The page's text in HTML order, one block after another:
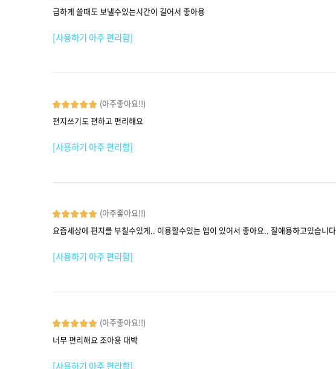
급하게 쓸때도 보낼수있는시간이 길어서 좋아용
[사용하기 아주 편리함]
(아주좋아요!!)
편지쓰기도 편하고 편리해요
[사용하기 아주 편리함]
(아주좋아요!!)
요즘세상에 편지를 부칠수있게.. 이용할수있는 앱이 있어서 좋아요.. 잘애용하고있습니다
[사용하기 아주 편리함]
(아주좋아요!!)
너무 편리해요 조아용 대박
[사용하기 아주 편리함]